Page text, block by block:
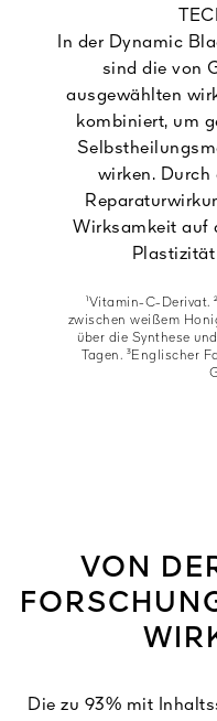
In der Dynamic
sind die von
ausgewählten
kombiniert, um
wirken. Durch
Wirksamkeit auf
¹Vitamin-C-Derivat.
zwischen weißem
über die Synthese
Tagen. ³Englischer
VON
Die zu 93% mit